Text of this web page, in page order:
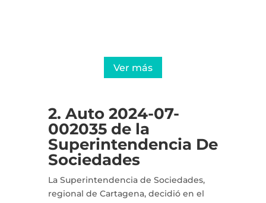
Ver más
2. Auto 2024-07-
002035 de la
Superintendencia De
Sociedades
La Superintendencia de Sociedades,
regional de Cartagena, decidió en el